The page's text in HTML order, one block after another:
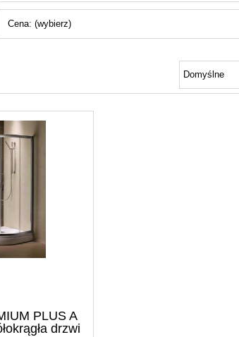
Cena: (wybierz)
PLUS A
drzwi